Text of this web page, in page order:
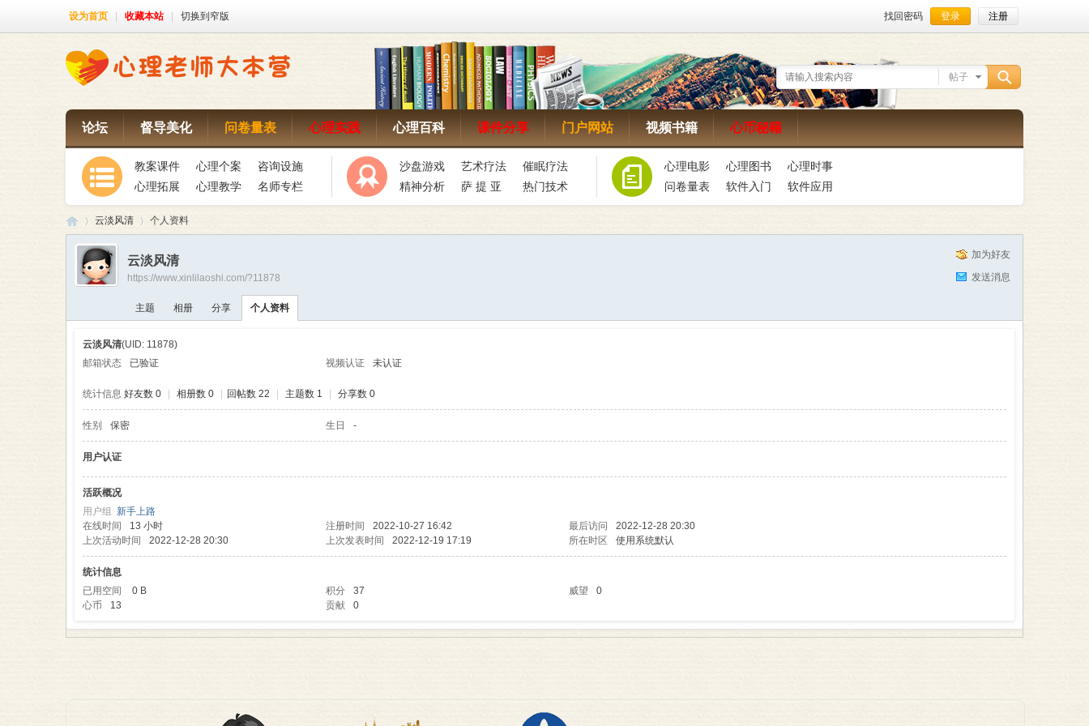
设为首页 收藏本站 切换到窄版 找回密码 登录 注册
帖子
论坛 督导美化 问卷量表 心理实践 心理百科 课件分享 门户网站 视频书籍 心币秘籍
教案课件 心理个案
咨询设施
心理拓展
心理教学 名师专栏
沙盘游戏 艺术疗法
催眠疗法
精神分析
萨 提 亚 热门技术
心理电影 心理图书
心理时事
问卷量表
软件入门 软件应用
›
云淡风清 个人资料
加为好友
发送消息
云淡风清
https://www.xinlilaoshi.com/?11878
主题 相册 分享 个人资料
云淡风清(UID: 11878)
邮箱状态
已验证 视频认证 未认证
统计信息 好友数 0 相册数 0 回帖数 22 主题数 1 分享数 0
性别 保密 生日 -
用户认证
活跃概况
用户组 新手上路
在线时间
13 小时 注册时间 2022-10-27 16:42 最后访问
2022-12-28 20:30
上次活动时间
2022-12-28 20:30 上次发表时间 2022-12-19 17:19 所在时区 使用系统默认
统计信息
已用空间
0 B 积分 37 威望
0
心币
13 贡献 0